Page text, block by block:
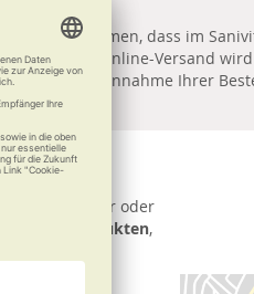
kann vorkommen, dass im
Über den Online-Versand
nach Annahme Ihrer
oder
Produkten,
oder